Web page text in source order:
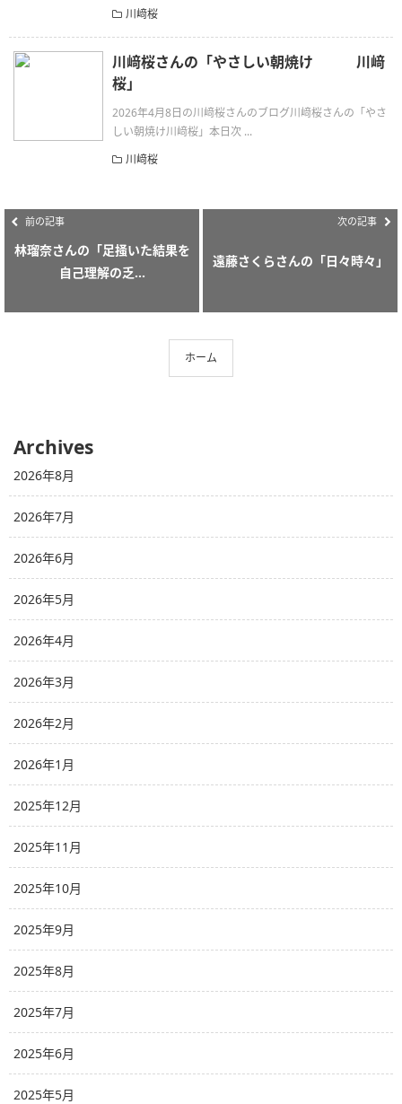
川﨑桜
川﨑桜さんの「やさしい朝焼け 川﨑
桜」
2026年4月8日の川﨑桜さんのブログ川﨑桜さんの「やさ
しい朝焼け川﨑桜」本日次 ...
川﨑桜
前の記事
林瑠奈さんの「足掻いた結果を
自己理解の乏...
次の記事
遠藤さくらさんの「日々時々」
ホーム
Archives
2026年8月
2026年7月
2026年6月
2026年5月
2026年4月
2026年3月
2026年2月
2026年1月
2025年12月
2025年11月
2025年10月
2025年9月
2025年8月
2025年7月
2025年6月
2025年5月